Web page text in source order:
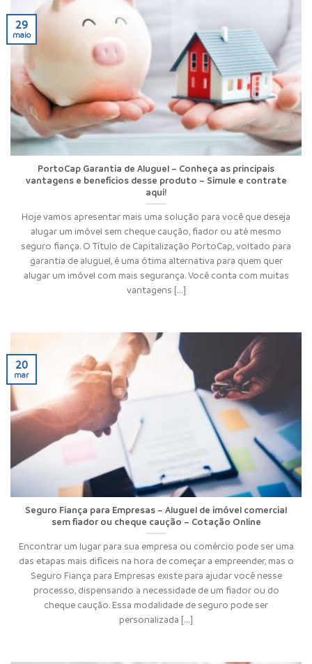
PortoCap Garantia de Aluguel – Conheça as principais
vantagens e benefícios desse produto – Simule e contrate
aqui!
Hoje vamos apresentar mais uma solução para você que deseja
alugar um imóvel sem cheque caução, fiador ou até mesmo
seguro fiança. O Título de Capitalização PortoCap, voltado para
garantia de aluguel, é uma ótima alternativa para quem quer
alugar um imóvel com mais segurança. Você conta com muitas
vantagens [...]
29
maio
Seguro Fiança para Empresas – Aluguel de imóvel comercial
sem fiador ou cheque caução – Cotação Online
Encontrar um lugar para sua empresa ou comércio pode ser uma
das etapas mais difíceis na hora de começar a empreender, mas o
Seguro Fiança para Empresas existe para ajudar você nesse
processo, dispensando a necessidade de um fiador ou do
cheque caução. Essa modalidade de seguro pode ser
personalizada [...]
20
mar